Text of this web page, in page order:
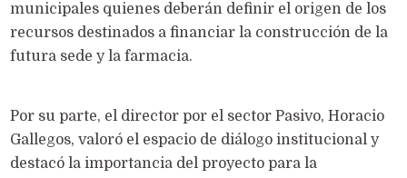
municipales quienes deberán definir el origen de los
recursos destinados a financiar la construcción de la
futura sede y la farmacia.
Por su parte, el director por el sector Pasivo, Horacio
Gallegos, valoró el espacio de diálogo institucional y
destacó la importancia del proyecto para la